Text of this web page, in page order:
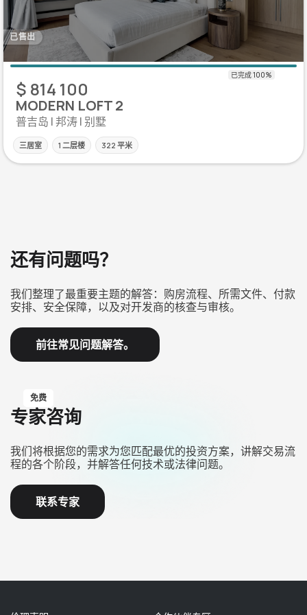
已售出
$ 814 100
MODERN LOFT 2
普吉岛 | 邦涛 | 别墅
三居室 1 二层楼 322 平米
还有问题吗？
我们整理了最重要主题的解答：购房流程、所需文件、付款
安排、安全保障，以及对开发商的核查与审核。
前往常见问题解答。
免费
专家咨询
我们将根据您的需求为您匹配最优的投资方案，讲解交易流
程的各个阶段，并解答任何技术或法律问题。
联系专家